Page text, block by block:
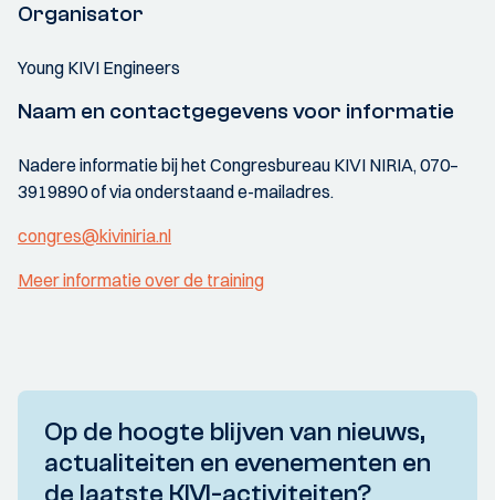
Organisator
Young KIVI Engineers
Naam en contactgegevens voor informatie
Nadere informatie bij het Congresbureau KIVI NIRIA, 070–
3919890 of via onderstaand e-mailadres.
congres@kiviniria.nl
Meer informatie over de training
Op de hoogte blijven van nieuws,
actualiteiten en evenementen en
de laatste KIVI-activiteiten?